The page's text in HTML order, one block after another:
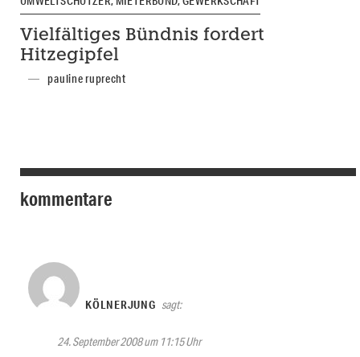
Vielfältiges Bündnis fordert
Hitzegipfel
pauline ruprecht
kommentare
KÖLNERJUNG sagt:
24. September 2008 um 11:15 Uhr